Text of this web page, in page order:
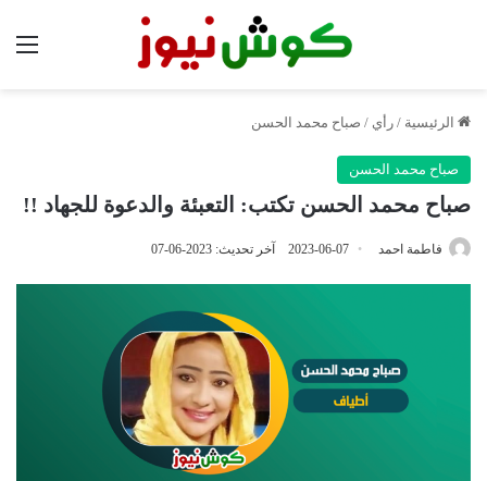
الرئيسية / رأي / صباح محمد الحسن
صباح محمد الحسن
صباح محمد الحسن تكتب: التعبئة والدعوة للجهاد !!
فاطمة احمد 2023-06-07 آخر تحديث: 2023-06-07